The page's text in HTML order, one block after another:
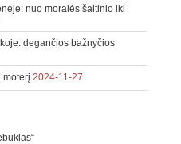
nuo moralės šaltinio iki
degančios bažnyčios
moterį 2024-11-27